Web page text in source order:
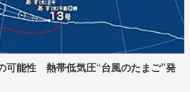
可能性 熱帯低気圧“台風のたまご”発